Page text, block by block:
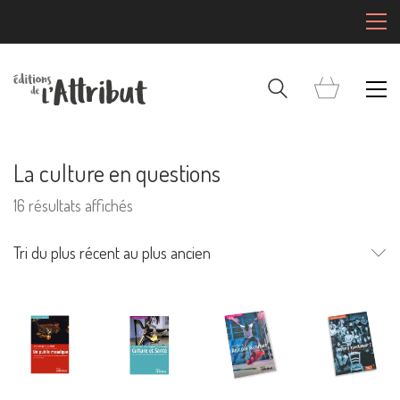
La culture en questions
16 résultats affichés
plus
récent
plus
ancien
Tri du plus récent au plus ancien
Mentions Légales
mentions légales,
politique de cookies :